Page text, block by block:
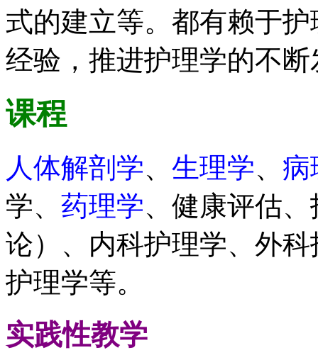
式的建立等。都有赖于
经验，推进护理学的不断
课程
人体解剖学、 生理学、 病
学、 药理学、健康评估
论）、内科护理学、外
护理学等。
实践性教学